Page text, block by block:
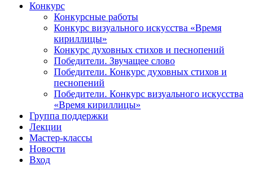
Конкурс
Конкурсные работы
Конкурс визуального искусства «Время
кириллицы»
Конкурс духовных стихов и песнопений
Победители. Звучащее слово
Победители. Конкурс духовных стихов и
песнопений
Победители. Конкурс визуального искусства
«Время кириллицы»
Группа поддержки
Лекции
Мастер-классы
Новости
Вход